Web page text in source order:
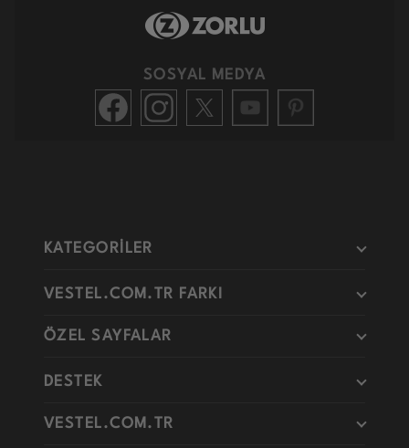
SOSYAL MEDYA
KATEGORİLER
VESTEL.COM.TR FARKI
ÖZEL SAYFALAR
DESTEK
VESTEL.COM.TR